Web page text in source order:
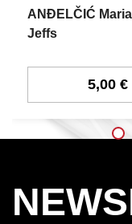
ANĐELČIĆ
Jeffs
5,00 €